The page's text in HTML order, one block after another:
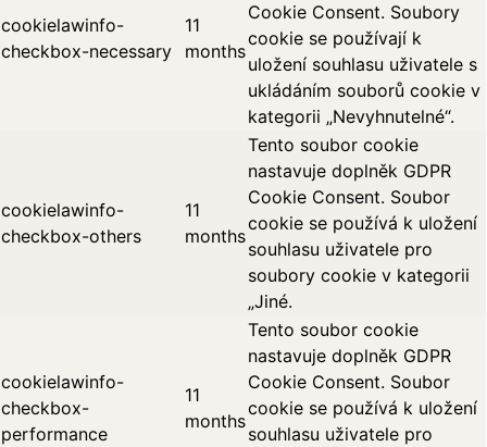
cookielawinfo-
checkbox-necessary
11
months
Cookie Consent. Soubory
cookie se používají k
uložení souhlasu uživatele s
ukládáním souborů cookie v
kategorii „Nevyhnutelné“.
cookielawinfo-
checkbox-others
11
months
Tento soubor cookie
nastavuje doplněk GDPR
Cookie Consent. Soubor
cookie se používá k uložení
souhlasu uživatele pro
soubory cookie v kategorii
„Jiné.
cookielawinfo-
checkbox-
performance
11
months
Tento soubor cookie
nastavuje doplněk GDPR
Cookie Consent. Soubor
cookie se používá k uložení
souhlasu uživatele pro